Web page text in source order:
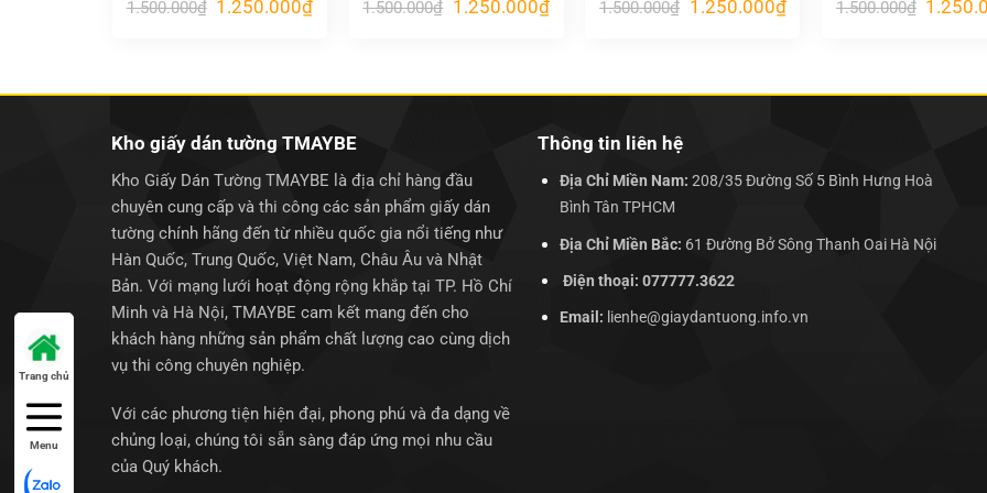
1.500.000₫ Giá
1.250.000₫Giá
1.500.000₫ Giá
1.250.000₫Giá
hiện
1.500.000₫ Giá
1.250.000₫Giá
hiện
1.500.000₫ Giá
Kho giấy dán tường TMAYBE
Kho Giấy Dán Tường TMAYBE là địa chỉ hàng đầu
chuyên cung cấp và thi công các sản phẩm giấy dán
tường chính hãng đến từ nhiều quốc gia nổi tiếng như
Hàn Quốc, Trung Quốc, Việt Nam, Châu Âu và Nhật
Bản. Với mạng lưới hoạt động rộng khắp tại TP. Hồ Chí
Minh và Hà Nội, TMAYBE cam kết mang đến cho
khách hàng những sản phẩm chất lượng cao cùng dịch
vụ thi công chuyên nghiệp.
Với các phương tiện hiện đại, phong phú và đa dạng về
chủng loại, chúng tôi sẵn sàng đáp ứng mọi nhu cầu
của Quý khách.
Thông tin liên hệ
Địa Chỉ Miền Nam: 208/35 Đường Số 5 Bình Hưng Hoà
Bình Tân TPHCM
Địa Chỉ Miền Bắc: 61 Đường Bở Sông Thanh Oai Hà Nội
Điện thoại: 077777.3622
Email: lienhe@giaydantuong.info.vn
Trang chủ
Menu